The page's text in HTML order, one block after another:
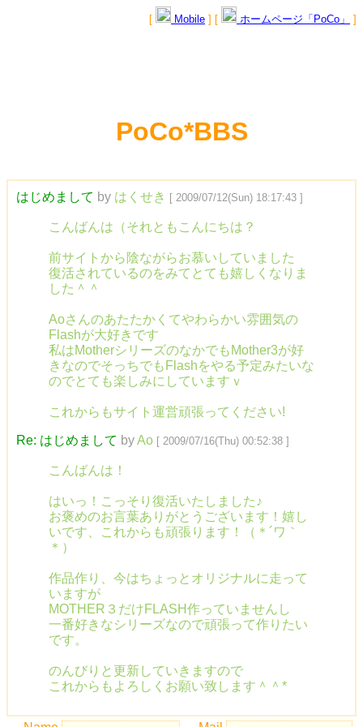
[ Mobile ] [ ホームページ「PoCo」 ]
PoCo*BBS
はじめまして by はくせき [ 2009/07/12(Sun) 18:17:43 ]
こんばんは（それともこんにちは？
前サイトから陰ながらお慕いしていました
復活されているのをみてとても嬉しくなりま
した＾＾
Aoさんのあたたかくてやわらかい雰囲気の
Flashが大好きです
私はMotherシリーズのなかでもMother3が好
きなのでそっちでもFlashをやる予定みたいな
のでとても楽しみにしていますｖ
これからもサイト運営頑張ってください!
Re: はじめまして byAo [ 2009/07/16(Thu) 00:52:38 ]
こんばんは！
はいっ！こっそり復活いたしました♪
お褒めのお言葉ありがとうございます！嬉し
いです、これからも頑張ります！（＊´ワ｀
＊）
作品作り、今はちょっとオリジナルに走って
いますが
MOTHER３だけFLASH作っていませんし
一番好きなシリーズなので頑張って作りたい
です。
のんびりと更新していきますので
これからもよろしくお願い致します＾＾*